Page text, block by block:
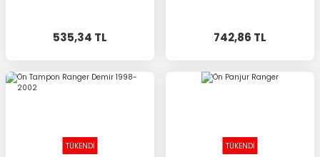
535,34 TL 742,86 TL
TÜKENDİ TÜKENDİ